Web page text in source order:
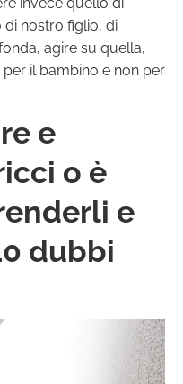
nostro figlio, di
agire su quella,
il bambino e non per
e
o è
e
dubbi